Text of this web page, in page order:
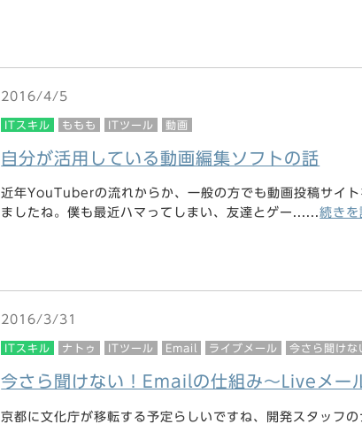
2016/4/5
ITスキル ももも ITツール 動画
自分が活用している動画編集ソフトの話
近年YouTuberの流れからか、一般の方でも動画投稿サイト
ましたね。僕も最近ハマってしまい、友達とゲー......続きを
2016/3/31
ITスキル ナトゥ ITツール Email ライブメール 今さら聞けな
今さら聞けない！Emailの仕組み～Liveメー
京都に文化庁が移転する予定らしいですね、開発スタッフの